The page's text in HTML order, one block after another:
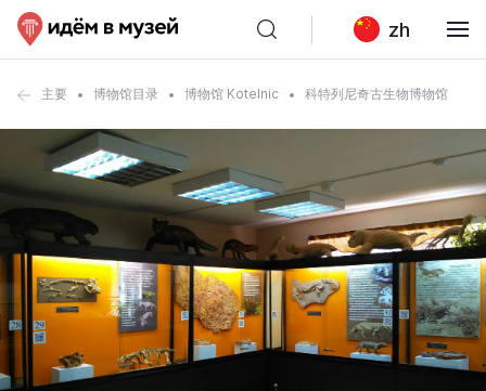
zh
主要 博物馆目录 博物馆 Kotelnic 科特列尼奇古生物博物馆